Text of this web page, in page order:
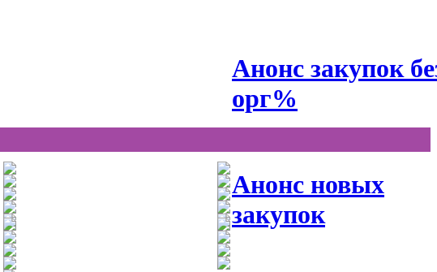
Анонс закупок
орг%
Анонс новых
закупок